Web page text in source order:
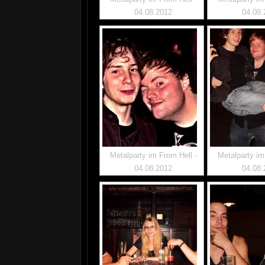
04.08.2012
Metalparty im From Hell -
04.08.2012
Metalparty